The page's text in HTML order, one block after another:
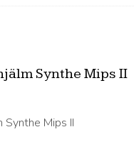
Synthe Mips II
Synthe Mips II